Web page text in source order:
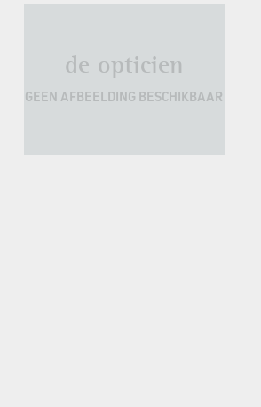
de opticien
GEEN AFBEELDING BESCHIKBAAR